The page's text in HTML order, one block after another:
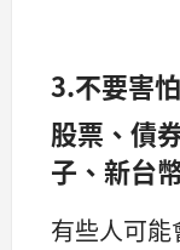
3.不要害
股票、債
子、新台
有些人可能